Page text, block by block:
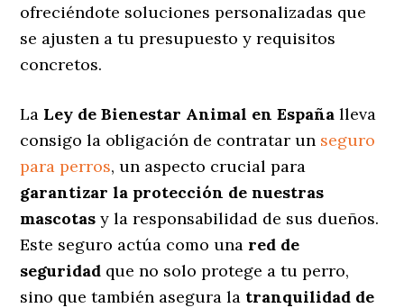
ofreciéndote soluciones personalizadas que
se ajusten a tu presupuesto y requisitos
concretos.
La Ley de Bienestar Animal en España lleva
consigo la obligación de contratar un seguro
para perros, un aspecto crucial para
garantizar la protección de nuestras
mascotas y la responsabilidad de sus dueños.
Este seguro actúa como una red de
seguridad que no solo protege a tu perro,
sino que también asegura la tranquilidad de